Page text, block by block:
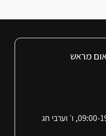
מראש
שעות פתיחה: א-ה 09:00-19:00, ו׳ וערבי חג